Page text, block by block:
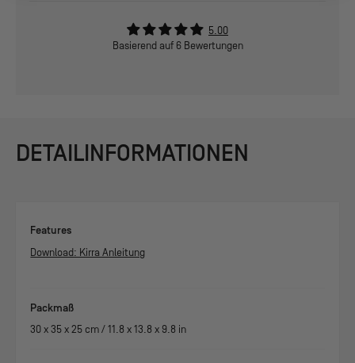
5.00
Basierend auf 6 Bewertungen
DETAILINFORMATIONEN
Features
Download: Kirra Anleitung
Packmaß
30x35x25 cm /11.8x13.8x 9.8 in